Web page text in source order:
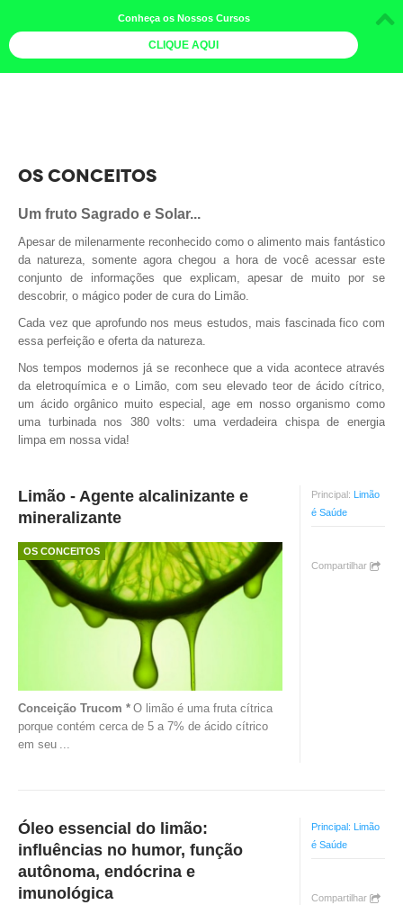
QUEM SOMOS
BOLETINS
GALERIA DE FOTOS
PÓS-OFICINAS
COLABORADORES
TV DE BEM COM A NATUREZA
ASSINE O SITE
OS CONCEITOS
Um fruto Sagrado e Solar...
Apesar de milenarmente reconhecido como o alimento mais fantástico
da natureza, somente agora chegou a hora de você acessar este
conjunto de informações que explicam, apesar de muito por se
descobrir, o mágico poder de cura do Limão.
Cada vez que aprofundo nos meus estudos, mais fascinada fico com
essa perfeição e oferta da natureza.
Nos tempos modernos já se reconhece que a vida acontece através
da eletroquímica e o Limão, com seu elevado teor de ácido cítrico,
um ácido orgânico muito especial, age em nosso organismo como
uma turbinada nos 380 volts: uma verdadeira chispa de energia
limpa em nossa vida!
Limão - Agente alcalinizante e
mineralizante
OS CONCEITOS
Conceição Trucom * O limão é uma fruta cítrica
porque contém cerca de 5 a 7% de ácido cítrico
em seu ...
Principal: Limão
é Saúde
Compartilhar
Óleo essencial do limão:
influências no humor, função
autônoma, endócrina e
imunológica
Principal: Limão
é Saúde
Compartilhar
Conheça os Nossos Cursos
CLIQUE AQUI